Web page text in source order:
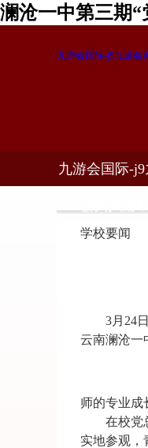
澜沧一中第三期
九游会国际-j9九游会
九游会国际-
学校要闻
3月 24
云南澜沧一
师的专业成
在校党
实地参观，